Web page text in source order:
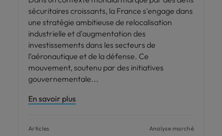
sécuritaires croissants, la France s'engage dans
une stratégie ambitieuse de relocalisation
industrielle et d'augmentation des
investissements dans les secteurs de
l’aéronautique et de la défense. Ce
mouvement, soutenu par des initiatives
gouvernementale
En savoir plus
Articles Analyse marché